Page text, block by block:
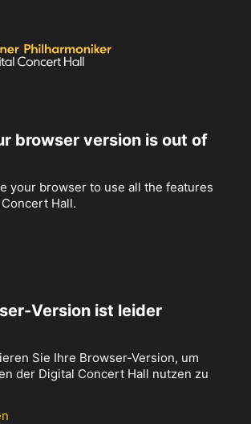
browser version is out of
your browser to use all the features
Hall.
Version ist leider
Sie Ihre Browser-Version, um
der Digital Concert Hall nutzen zu